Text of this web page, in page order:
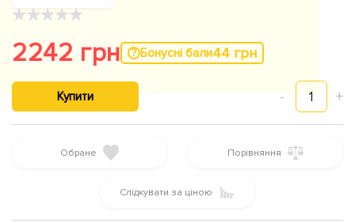
★★★★★
2242 грн Бонусні бали44 грн
- 1 +
Купити
Обране Порівняння
Слідкувати за ціною